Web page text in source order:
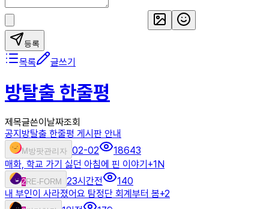
등록
목록 글쓰기
방탈출 한줄평
제목글쓴이 날짜조회
공지 방탈출 한줄평 게시판 안내
M 방팟관리자 02-02
18643
매화, 학교 가기 싫던 아침에 핀 이야기 +1 N
2RE-FORM 23시간전
140
내 부인이 사라졌어요 탐정단 회계부터 봄+2